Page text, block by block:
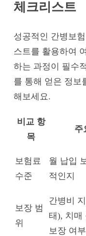
체크리스트
성공적인 간병보
스트를 활용하여
하는 과정이 필수
를 통해 얻은 정보
해보세요.
비교 항
목
주
보험료
수준
월 납입
적인지
보장 범
위
간병비
태), 치매
보장 여부